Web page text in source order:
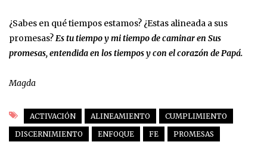
¿Sabes en qué tiempos estamos? ¿Estas alineada a sus
promesas?Es tu tiempo y mi tiempo de caminar en Sus
promesas, entendida en los tiempos y con el corazón de Papá.
Magda
ACTIVACIÓN ALINEAMIENTO
CUMPLIMIENTO
DISCERNIMIENTO
ENFOQUE FE PROMESAS